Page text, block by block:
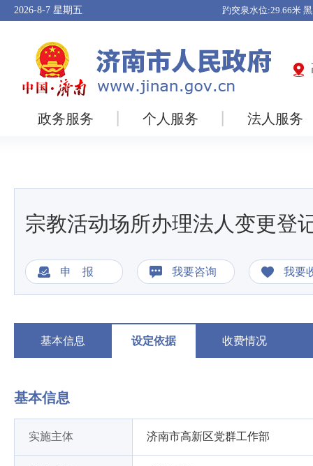
2026-8-7 星期五
政务服务 个人服务 法人服务
宗教活动场所办理法人变更登
申 报 我要咨询 我要
基本信息 设定依据 收费情况
基本信息
实施主体 济南市高新区党群工作部